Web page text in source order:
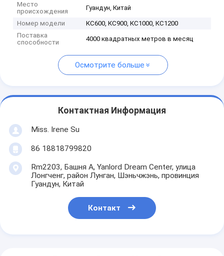
Место
происхождения
Гуандун, Китай
Номер модели
КС600, КС900, КС1000, КС1200
Поставка
способности
4000 квадратных метров в месяц
Осмотрите больше
Контактная Информация
Miss. Irene Su
86 18818799820
Rm2203, Башня A, Yanlord Dream Center, улица
Лонгченг, район Лунган, Шэньчжэнь, провинция
Гуандун, Китай
Контакт